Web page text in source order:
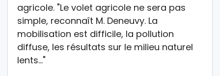
agricole. "Le volet agricole ne sera pas
simple, reconnaît M. Deneuvy. La
mobilisation est difficile, la pollution
diffuse, les résultats sur le milieu naturel
lents…"